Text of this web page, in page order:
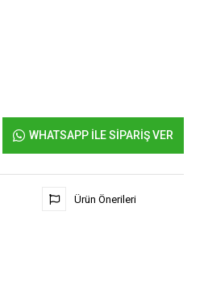
WHATSAPP İLE SİPARİŞ VER
Ürün Önerileri